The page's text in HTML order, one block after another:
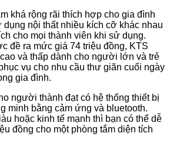
khá rộng rãi thích hợp cho gia đình
nội thất nhiều kích cỡ khác nhau
cho mọi thành viên khi sử dụng.
đề ra mức giá 74 triệu đồng, KTS
và thấp dành cho người lớn và trẻ
vụ cho nhu cầu thư giãn cuối ngày
gia đình.
người thành đạt có hệ thống thiết bị
minh bằng cảm ứng và bluetooth.
hoặc kinh tế mạnh thì bạn có thể dễ
đồng cho một phòng tắm diện tích